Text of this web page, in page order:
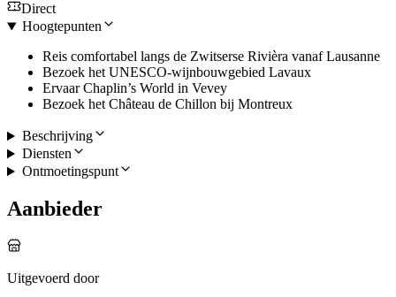
Direct
Hoogtepunten
Reis comfortabel langs de Zwitserse Rivièra vanaf Lausanne
Bezoek het UNESCO-wijnbouwgebied Lavaux
Ervaar Chaplin’s World in Vevey
Bezoek het Château de Chillon bij Montreux
Beschrijving
Diensten
Ontmoetingspunt
Aanbieder
Uitgevoerd door